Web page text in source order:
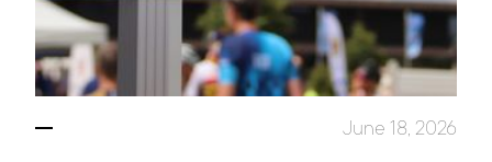
June 18, 2026